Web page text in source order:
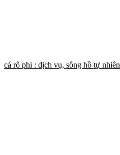
cá rô phi : dịch vụ, sông hồ tự nhiên